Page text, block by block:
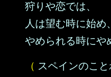
狩りや恋では、
人は望む時に始め、
やめられる時にや
（ スペインのこ